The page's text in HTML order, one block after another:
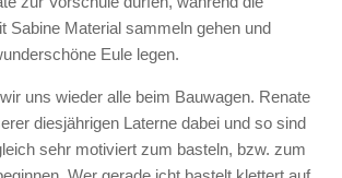
Sabine Material sammeln gehen und
Eule legen.
uns wieder alle beim Bauwagen. Renate
diesjährigen Laterne dabei und so sind
sehr motiviert zum basteln, bzw. zum